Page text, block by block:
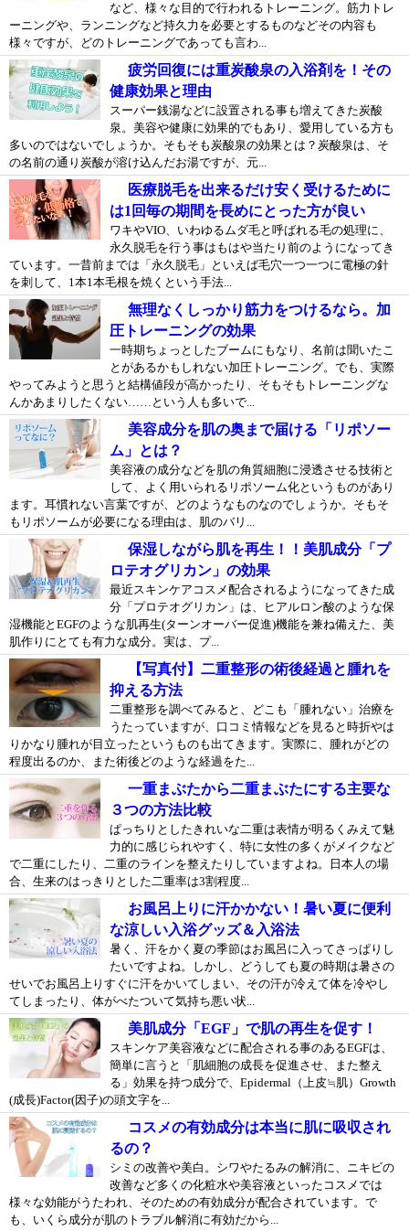
など、様々な目的で行われるトレーニング。筋力トレ
ーニングや、ランニングなど持久力を必要とするものなどその内容も
様々ですが、どのトレーニングであっても言わ...
疲労回復には重炭酸泉の入浴剤を！その
健康効果と理由
スーパー銭湯などに設置される事も増えてきた炭酸
泉。美容や健康に効果的でもあり、愛用している方も
多いのではないでしょうか。そもそも炭酸泉の効果とは？炭酸泉は、そ
の名前の通り炭酸が溶け込んだお湯ですが、元...
医療脱毛を出来るだけ安く受けるために
は1回毎の期間を長めにとった方が良い
ワキやVIO、いわゆるムダ毛と呼ばれる毛の処理に、
永久脱毛を行う事はもはや当たり前のようになってき
ています。一昔前までは「永久脱毛」といえば毛穴一つ一つに電極の針
を刺して、1本1本毛根を焼くという手法...
無理なくしっかり筋力をつけるなら。加
圧トレーニングの効果
一時期ちょっとしたブームにもなり、名前は聞いたこ
とがあるかもしれない加圧トレーニング。でも、実際
やってみようと思うと結構値段が高かったり、そもそもトレーニングな
んかあまりしたくない……という人も多いで...
美容成分を肌の奥まで届ける「リポソー
ム」とは？
美容液の成分などを肌の角質細胞に浸透させる技術と
して、よく用いられるリポソーム化というものがあり
ます。耳慣れない言葉ですが、どのようなものなのでしょうか。そもそ
もリポソームが必要になる理由は、肌のバリ...
保湿しながら肌を再生！！美肌成分「プ
ロテオグリカン」の効果
最近スキンケアコスメ配合されるようになってきた成
分「プロテオグリカン」は、ヒアルロン酸のような保
湿機能とEGFのような肌再生(ターンオーバー促進)機能を兼ね備えた、美
肌作りにとても有力な成分。実は、プ...
【写真付】二重整形の術後経過と腫れを
抑える方法
二重整形を調べてみると、どこも「腫れない」治療を
うたっていますが、口コミ情報などを見ると時折やは
りかなり腫れが目立ったというものも出てきます。実際に、腫れがどの
程度出るのか、また術後どのような経過をた...
一重まぶたから二重まぶたにする主要な
３つの方法比較
ぱっちりとしたきれいな二重は表情が明るくみえて魅
力的に感じられやすく、特に女性の多くがメイクなど
で二重にしたり、二重のラインを整えたりしていますよね。日本人の場
合、生来のはっきりとした二重率は3割程度...
お風呂上りに汗かかない！暑い夏に便利
な涼しい入浴グッズ＆入浴法
暑く、汗をかく夏の季節はお風呂に入ってさっぱりし
たいですよね。しかし、どうしても夏の時期は暑さの
せいでお風呂上りすぐに汗をかいてしまい、その汗が冷えて体を冷やし
てしまったり、体がべたついて気持ち悪い状...
美肌成分「EGF」で肌の再生を促す！
スキンケア美容液などに配合される事のあるEGFは、
簡単に言うと「肌細胞の成長を促進させ、また整え
る」効果を持つ成分で、Epidermal（上皮≒肌）Growth
(成長)Factor(因子)の頭文字を...
コスメの有効成分は本当に肌に吸収され
るの？
シミの改善や美白。シワやたるみの解消に、ニキビの
改善など多くの化粧水や美容液といったコスメでは
様々な効能がうたわれ、そのための有効成分が配合されています。で
も、いくら成分が肌のトラブル解消に有効だから...